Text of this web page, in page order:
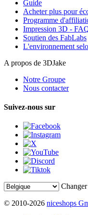
Guide
Acheter plus pour
Programme
Impression 3D -
Soutien des FabLabs
L'environnement
A propos de 3DJake
Notre Groupe
Nous contacter
Suivez-nous sur
© 2010-2026 niceshops